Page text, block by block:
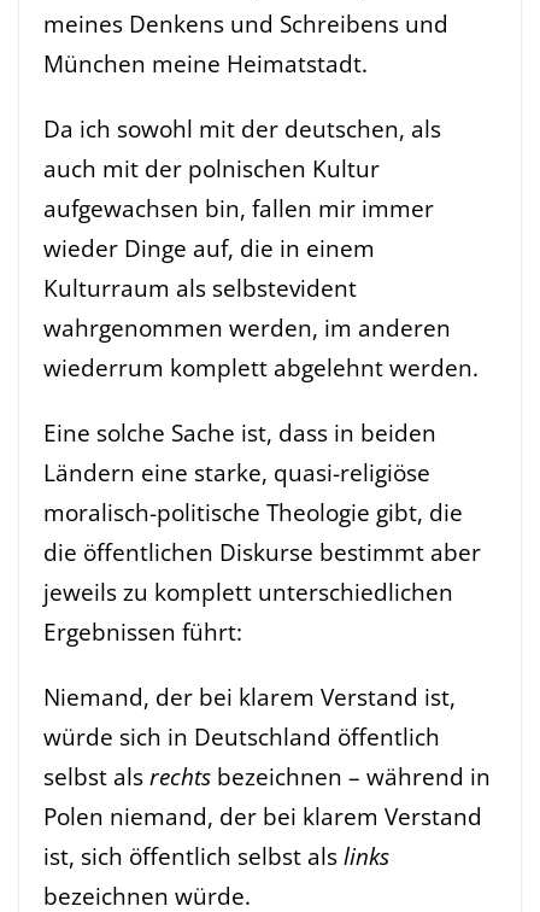
meines Denkens und Schreibens und
München meine Heimatstadt.
Da ich sowohl mit der deutschen, als
auch mit der polnischen Kultur
aufgewachsen bin, fallen mir immer
wieder Dinge auf, die in einem
Kulturraum als selbstevident
wahrgenommen werden, im anderen
wiederrum komplett abgelehnt werden.
Eine solche Sache ist, dass in beiden
Ländern eine starke, quasi-religiöse
moralisch-politische Theologie gibt, die
die öffentlichen Diskurse bestimmt aber
jeweils zu komplett unterschiedlichen
Ergebnissen führt:
Niemand, der bei klarem Verstand ist,
würde sich in Deutschland öffentlich
selbst als rechts bezeichnen – während in
Polen niemand, der bei klarem Verstand
ist, sich öffentlich selbst als links
bezeichnen würde.